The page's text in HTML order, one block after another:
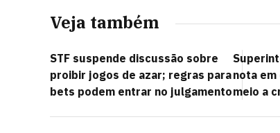
Veja também
STF suspende discussão sobre
proibir jogos de azar; regras para
bets podem entrar no julgamento
nota
meio a